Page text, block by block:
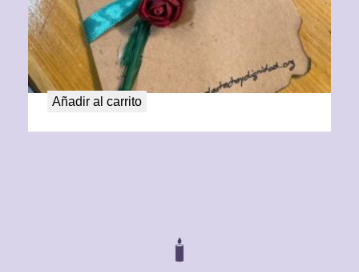
Rosa con Mensaje
15,00 €
Añadir al carrito